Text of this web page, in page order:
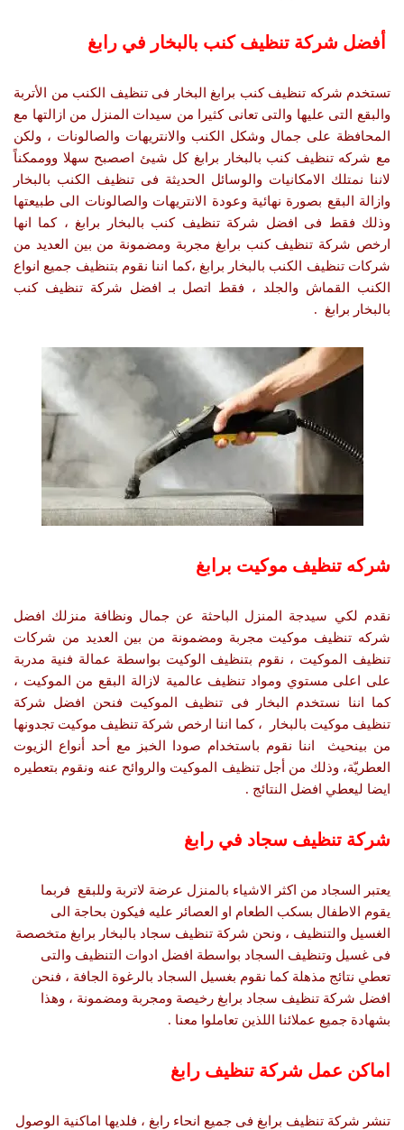
أفضل شركة تنظيف كنب بالبخار في رابغ
تستخدم شركه تنظيف كنب برابغ البخار فى تنظيف الكنب من الأتربة
والبقع التى عليها والتى تعانى كثيرا من سيدات المنزل من ازالتها مع
المحافظة على جمال وشكل الكنب والانتريهات والصالونات ، ولكن
مع شركه تنظيف كنب بالبخار برابغ كل شيئ اصصبح سهلا ووممكناً
لاننا نمتلك الامكانيات والوسائل الحديثة فى تنظيف الكنب بالبخار
وازالة البقع بصورة نهائية وعودة الانتريهات والصالونات الى طبيعتها
وذلك فقط فى افضل شركة تنظيف كنب بالبخار برابغ ، كما انها
ارخص شركة تنظيف كنب برابغ مجربة ومضمونة من بين العديد من
شركات تنظيف الكنب بالبخار برابغ ،كما اننا نقوم بتنظيف جميع انواع
الكنب القماش والجلد ، فقط اتصل بـ افضل شركة تنظيف كنب
بالبخار برابغ .
شركه تنظيف موكيت برابغ
نقدم لكي سيدجة المنزل الباحثة عن جمال ونظافة منزلك افضل
شركه تنظيف موكيت مجربة ومضمونة من بين العديد من شركات
تنظيف الموكيت ، نقوم بتنظيف الوكيت بواسطة عمالة فنية مدربة
على اعلى مستوي ومواد تنظيف عالمية لازالة البقع من الموكيت ،
كما اننا نستخدم البخار فى تنظيف الموكيت فنحن افضل شركة
تنظيف موكيت بالبخار ، كما اننا ارخص شركة تنظيف موكيت تجدونها
من بينحيث اننا نقوم باستخدام صودا الخبز مع أحد أنواع الزيوت
العطريّة، وذلك من أجل تنظيف الموكيت والروائح عنه ونقوم بتعطيره
ايضا ليعطي افضل النتائج .
شركة تنظيف سجاد في رابغ
يعتبر السجاد من اكثر الاشياء بالمنزل عرضة لاتربة وللبقع فربما
يقوم الاطفال بسكب الطعام او العصائر عليه فيكون بحاجة الى
الغسيل والتنظيف ، ونحن شركة تنظيف سجاد بالبخار برابغ متخصصة
فى غسيل وتنظيف السجاد بواسطة افضل ادوات التنظيف والتى
تعطي نتائج مذهلة كما نقوم بغسيل السجاد بالرغوة الجافة ، فنحن
افضل شركة تنظيف سجاد برابغ رخيصة ومجربة ومضمونة ، وهذا
بشهادة جميع عملائنا اللذين تعاملوا معنا .
اماكن عمل شركة تنظيف رابغ
تنشر شركة تنظيف برابغ فى جميع انحاء رابغ ، فلديها اماكنية الوصول